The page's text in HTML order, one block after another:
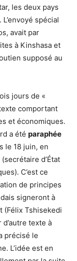
les deux pays
spécial
avait par
à Kinshasa et
supposé au
jours de «
comportant
et économiques.
a été paraphée
le 18 juin, en
d’État
C’est ce
de principes
signeront à
(Félix Tshisekedi
texte à
précisé le
L’idée est en